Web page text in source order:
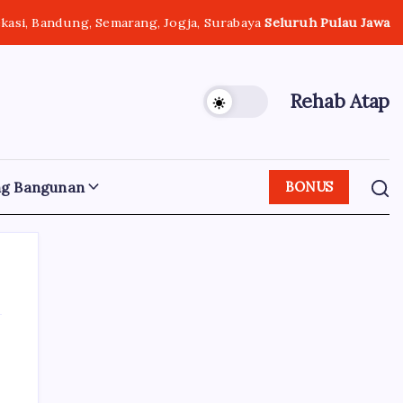
Bandung, Semarang, Jogja, SurabayaSeluruh Pulau Jawa
Rehab Atap
Bangunan BONUS